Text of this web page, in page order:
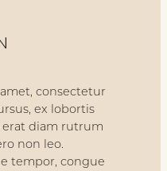
consectetur
ex lobortis
diam rutrum
non leo.
tempor, congue